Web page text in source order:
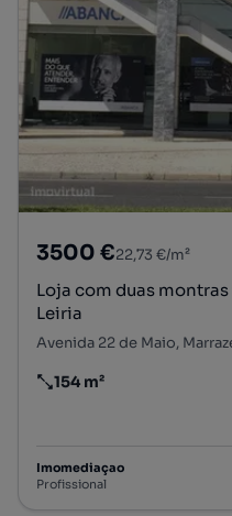
3500 €22,73 €/m²
Loja com duas
Leiria
Preço por metro quadrado
154 m²
Imomediaçao
Profissional